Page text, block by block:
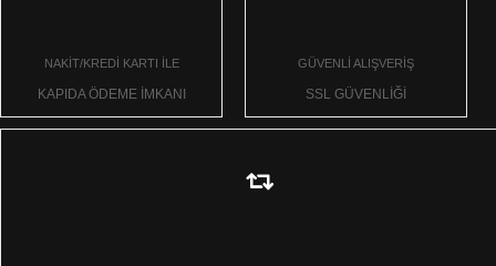
NAKİT/KREDİ KARTI İLE
KAPIDA ÖDEME İMKANI
GÜVENLİ ALIŞVERİŞ
SSL GÜVENLİĞİ